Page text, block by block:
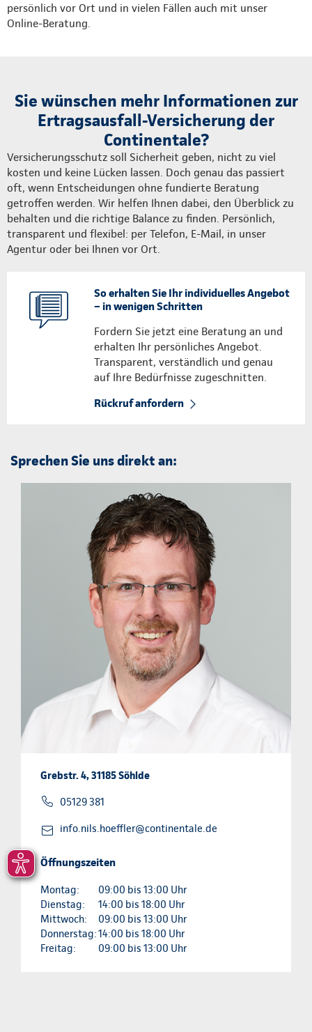
persönlich vor Ort und in vielen Fällen auch mit unser
Online-Beratung.
Sie wünschen mehr Informationen zur
Ertragsausfall-Versicherung der
Continentale?
Versicherungsschutz soll Sicherheit geben, nicht zu viel
kosten und keine Lücken lassen. Doch genau das passiert
oft, wenn Entscheidungen ohne fundierte Beratung
getroffen werden. Wir helfen Ihnen dabei, den Überblick zu
behalten und die richtige Balance zu finden. Persönlich,
transparent und flexibel: per Telefon, E-Mail, in unser
Agentur oder bei Ihnen vor Ort.
So erhalten Sie Ihr individuelles Angebot
– in wenigen Schritten
Fordern Sie jetzt eine Beratung an und
erhalten Ihr persönliches Angebot.
Transparent, verständlich und genau
auf Ihre Bedürfnisse zugeschnitten.
Rückruf anfordern
Sprechen Sie uns direkt an:
Grebstr. 4, 31185 Söhlde
05129 381
info.nils.hoeffler@continentale.de
Öffnungszeiten
Montag:
09:00 bis 13:00 Uhr
Dienstag:
14:00 bis 18:00 Uhr
Mittwoch:
09:00 bis 13:00 Uhr
Donnerstag:14:00 bis 18:00 Uhr
Freitag:
09:00 bis 13:00 Uhr